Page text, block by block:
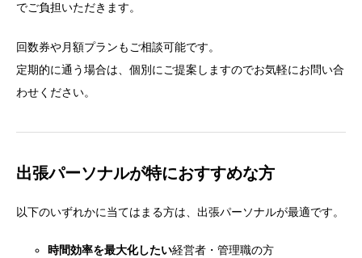
でご負担いただきます。
回数券や月額プランもご相談可能です。
定期的に通う場合は、個別にご提案しますのでお気軽にお問い合
わせください。
出張パーソナルが特におすすめな方
以下のいずれかに当てはまる方は、出張パーソナルが最適です。
時間効率を最大化したい経営者・管理職の方